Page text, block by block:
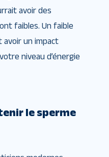
avoir des
faibles. Un faible
un impact
niveau d’énergie
le sperme